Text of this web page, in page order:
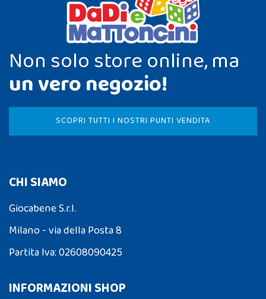
Non solo store online, ma
un vero negozio!
SCOPRI TUTTI I NOSTRI PUNTI VENDITA
CHI SIAMO
Giocabene S.r.l.
Milano - via della Posta 8
Partita Iva: 02608090425
INFORMAZIONI SHOP